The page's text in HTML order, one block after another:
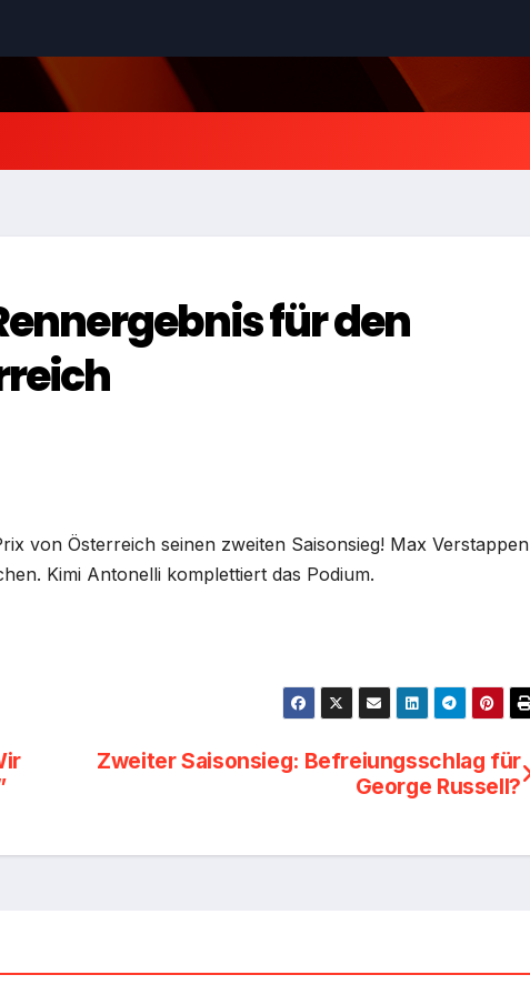
für den
von Österreich seinen zweiten Saisonsieg! Max Verstappen
Kimi Antonelli komplettiert das Podium.
Zweiter Saisonsieg: Befreiungsschlag für
George Russell?